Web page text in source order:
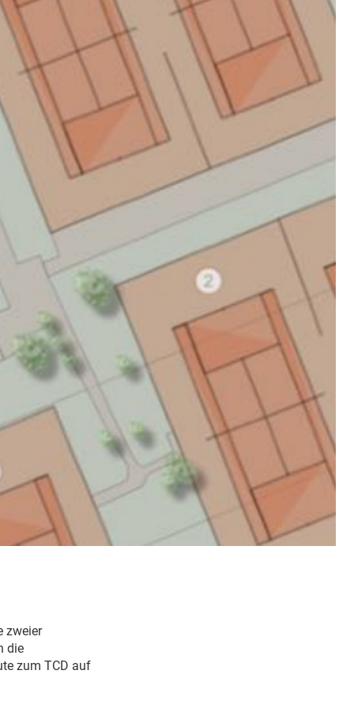
zweier
die
zum TCD auf